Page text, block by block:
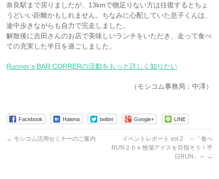
奈良駅まで戻りましたが、13kmで物足りない方は往復するとちょ
うどいい距離かもしれません。ちなみに心配していた息子くんは、
途中歩きながらも自力で完走しました。
解散後に吉田さんのお店で美味しいランチをいただき、走って食べ
ての充実した半日を過ごしました。
Runner’s BAR CORRERの活動をもっと詳しく知りたい
（モシコム事務局：中澤）
Facebook Hatena twitter Google+ LINE
← モシコム活用セミナーのご案内
イベントレポート vol.2 ～「食べ
RUN２０ｋ牧場アイスを目指そう！平
日RUN」～ →